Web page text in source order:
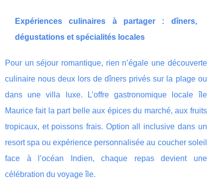
Expériences culinaires à partager : dîners,
dégustations et spécialités locales
Pour un séjour romantique, rien n’égale une découverte
culinaire nous deux lors de dîners privés sur la plage ou
dans une villa luxe. L’offre gastronomique locale île
Maurice fait la part belle aux épices du marché, aux fruits
tropicaux, et poissons frais. Option all inclusive dans un
resort spa ou expérience personnalisée au coucher soleil
face à l’océan Indien, chaque repas devient une
célébration du voyage île.